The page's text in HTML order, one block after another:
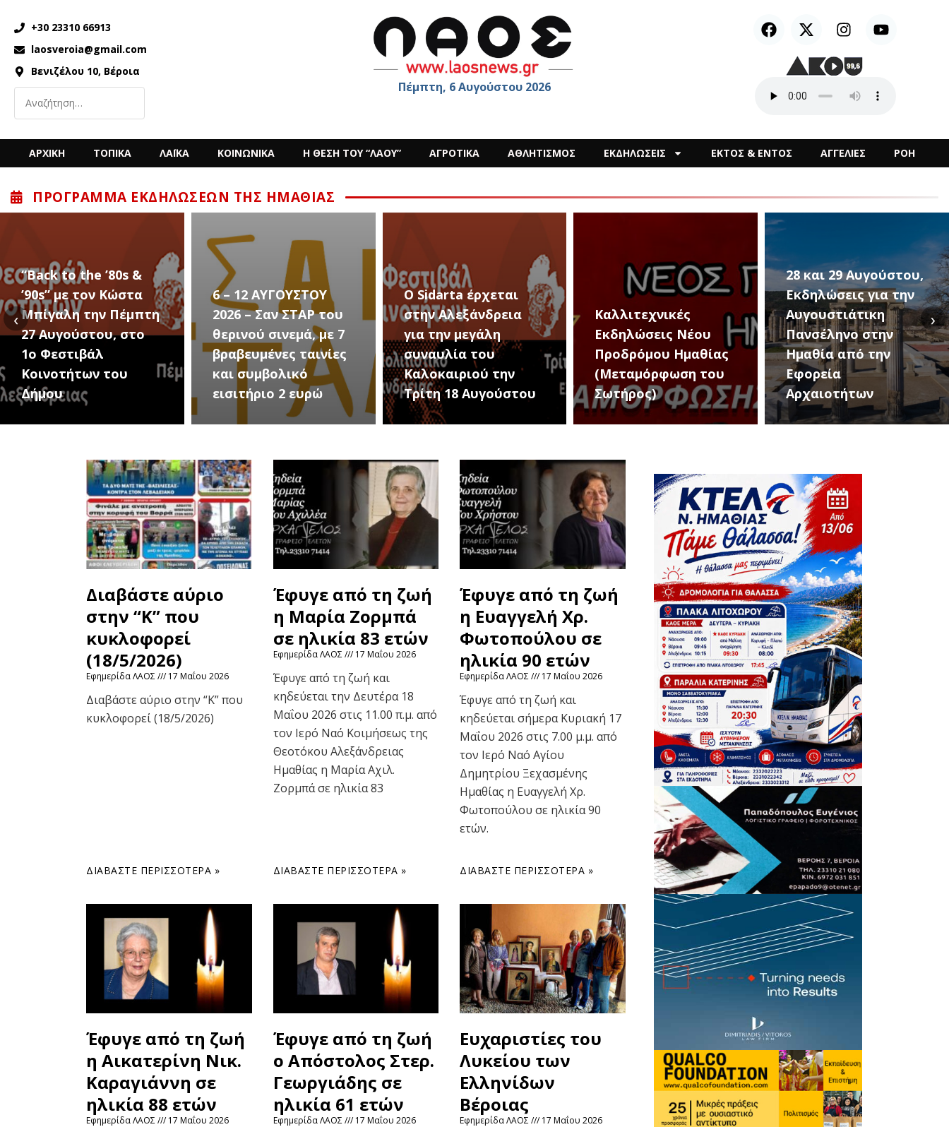
+30 23310 66913
laosveroia@gmail.com
Βενιζέλου 10, Βέροια
Πέμπτη, 6 Αυγούστου 2026
ΑΡΧΙΚΗ ΤΟΠΙΚΑ ΛΑΪΚΑ ΚΟΙΝΩΝΙΚΑ Η ΘΕΣΗ ΤΟΥ “ΛΑΟΥ” ΑΓΡΟΤΙΚΑ ΑΘΛΗΤΙΣΜΟΣ ΕΚΔΗΛΩΣΕΙΣ ΕΚΤΟΣ & ΕΝΤΟΣ ΑΓΓΕΛΙΕΣ ΡΟΗ
ΠΡΌΓΡΑΜΜΑ ΕΚΔΗΛΏΣΕΩΝ ΤΗΣ ΗΜΑΘΊΑΣ
6 – 12 ΑΥΓΟΥΣΤΟΥ
2026 – Σαν ΣΤΑΡ του
θερινού σινεμά, με 7
βραβευμένες ταινίες
και συμβολικό
εισιτήριο 2 ευρώ
Ο Sidarta έρχεται
στην Αλεξάνδρεια
για την μεγάλη
συναυλία του
Καλοκαιριού την
Τρίτη 18 Αυγούστου
Καλλιτεχνικές
Εκδηλώσεις Νέου
Προδρόμου Ημαθίας
(Μεταμόρφωση του
Σωτήρος)
28 και 29 Αυγούστου,
Εκδηλώσεις για την
Αυγουστιάτικη
Πανσέληνο στην
Ημαθία από την
Εφορεία
Αρχαιοτήτων
Οι «Passepartout –
The Band» έρχονται
σήμερα στη Νάουσα
για μια μεγάλη
μουσική βραδιά
‹ ›
Διαβάστε αύριο
στην “Κ” που
κυκλοφορεί
(18/5/2026)
Εφημερίδα ΛΑΟΣ 17 Μαΐου 2026
Διαβάστε αύριο στην “Κ” που
κυκλοφορεί (18/5/2026)
ΔΙΑΒΆΣΤΕ ΠΕΡΙΣΣΌΤΕΡΑ »
Έφυγε από τη ζωή
η Μαρία Ζορμπά
σε ηλικία 83 ετών
Εφημερίδα ΛΑΟΣ 17 Μαΐου 2026
Έφυγε από τη ζωή και
κηδεύεται την Δευτέρα 18
Μαΐου 2026 στις 11.00 π.μ. από
τον Ιερό Ναό Κοιμήσεως της
Θεοτόκου Αλεξάνδρειας
Ημαθίας η Μαρία Αχιλ.
Ζορμπά σε ηλικία 83
ΔΙΑΒΆΣΤΕ ΠΕΡΙΣΣΌΤΕΡΑ »
Έφυγε από τη ζωή
η Ευαγγελή Χρ.
Φωτοπούλου σε
ηλικία 90 ετών
Εφημερίδα ΛΑΟΣ 17 Μαΐου 2026
Έφυγε από τη ζωή και
κηδεύεται σήμερα Κυριακή 17
Μαΐου 2026 στις 7.00 μ.μ. από
τον Ιερό Ναό Αγίου
Δημητρίου Ξεχασμένης
Ημαθίας η Ευαγγελή Χρ.
Φωτοπούλου σε ηλικία 90
ετών.
ΔΙΑΒΆΣΤΕ ΠΕΡΙΣΣΌΤΕΡΑ »
Έφυγε από τη ζωή
η Αικατερίνη Νικ.
Καραγιάννη σε
ηλικία 88 ετών
Εφημερίδα ΛΑΟΣ 17 Μαΐου 2026
Έφυγε από τη ζωή
ο Απόστολος Στερ.
Γεωργιάδης σε
ηλικία 61 ετών
Εφημερίδα ΛΑΟΣ 17 Μαΐου 2026
Ευχαριστίες του
Λυκείου των
Ελληνίδων
Βέροιας
Εφημερίδα ΛΑΟΣ 17 Μαΐου 2026